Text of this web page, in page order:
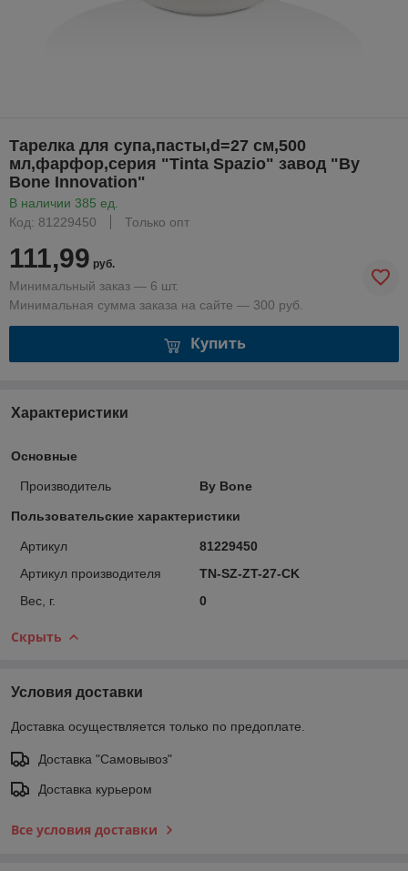
Тарелка для супа,пасты,d=27 см,500
мл,фарфор,серия "Tinta Spazio" завод "By
Bone Innovation"
В наличии 385 ед.
Код: 81229450
Только опт
111,99 руб.
Минимальный заказ — 6 шт.
Минимальная сумма заказа на сайте — 300 руб.
Купить
Характеристики
Основные
Производитель By Bone
Пользовательские характеристики
Артикул
81229450
Артикул производителя
TN-SZ-ZT-27-CK
Вес, г.
0
Скрыть
Условия доставки
Доставка осуществляется только по предоплате.
Доставка "Самовывоз"
Доставка курьером
Все условия доставки